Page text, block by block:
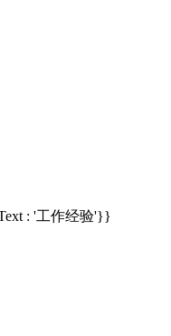
: '工作经验'}}